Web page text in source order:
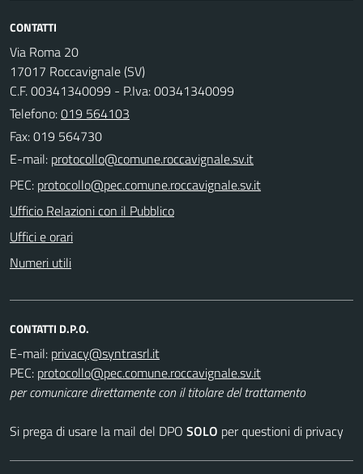
CONTATTI
Via Roma 20
17017 Roccavignale (SV)
C.F. 00341340099 - P.Iva: 00341340099
Telefono:019 564103
Fax: 019 564730
E-mail:
PEC:
Ufficio Relazioni con il Pubblico
Uffici e orari
Numeri utili
CONTATTI D.P.O.
E-mail:
PEC:
per comunicare direttamente con il titolare del trattamento
Si prega di usare la mail del DPO SOLO per questioni di privacy